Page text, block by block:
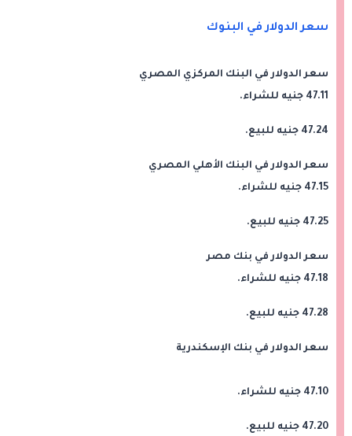
سعر الدولار في البنوك
سعر الدولار في البنك المركزي المصري
47.11 جنيه للشراء.
47.24 جنيه للبيع.
سعر الدولار في البنك الأهلي المصري
47.15 جنيه للشراء.
47.25 جنيه للبيع.
سعر الدولار في بنك مصر
47.18 جنيه للشراء.
47.28 جنيه للبيع.
سعر الدولار في بنك الإسكندرية
47.10 جنيه للشراء.
47.20 جنيه للبيع.